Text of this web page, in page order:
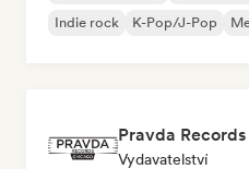
Indie rock
K-Pop/J-Pop
Pravda Records
Vydavatelství